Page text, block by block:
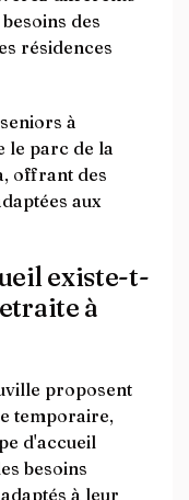
des
résidences
à
le parc de la
offrant des
aux
existe-t-
à
proposent
temporaire,
d'accueil
besoins
à leur